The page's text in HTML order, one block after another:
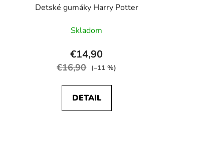
Detské gumáky Harry Potter
Skladom
€14,90
€16,90 (–11 %)
DETAIL